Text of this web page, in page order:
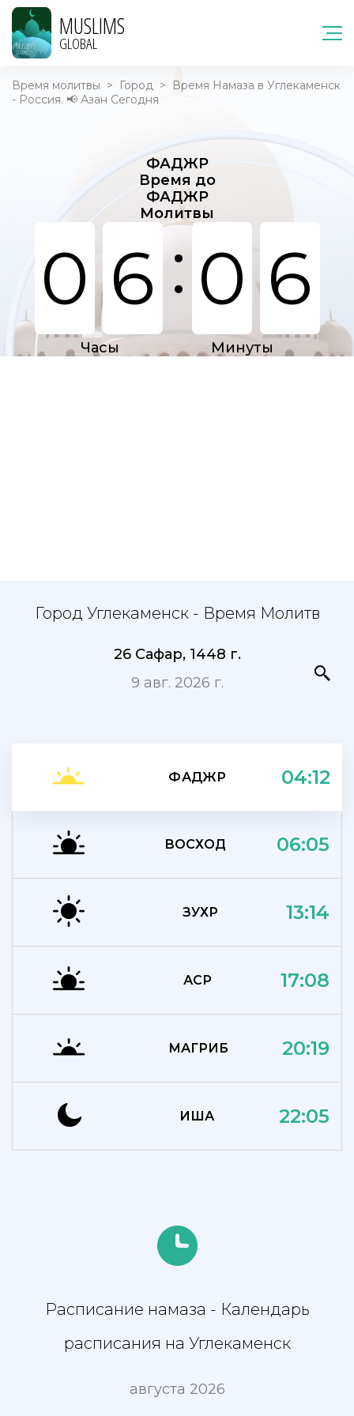
MUSLIMS
GLOBAL
Время молитвы > Город >
Время Намаза в Углекаменск
- Россия. 📢 Азан Сегодня
ФАДЖР
Время до
ФАДЖР
Молитвы
0 6: 0 6
Часы Минуты
Город Углекаменск - Время Молитв
26 Сафар, 1448 г.
9 авг. 2026 г.
ФАДЖР 04:12
ВОСХОД 06:05
ЗУХР 13:14
АСР 17:08
МАГРИБ 20:19
ИША 22:05
Расписание намаза - Календарь
расписания на Углекаменск
августа 2026